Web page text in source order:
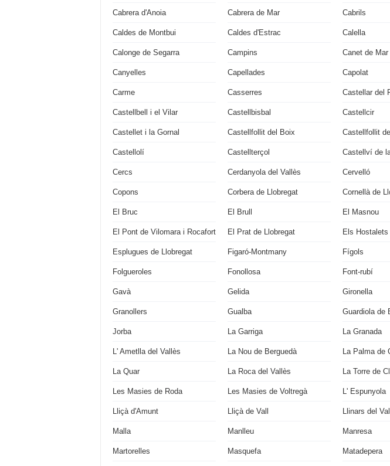
Cabrera d'Anoia Cabrera de Mar Cabrils
Caldes de Montbui Caldes d'Estrac Calella
Calonge de Segarra Campins Canet de Mar
Canyelles Capellades Capolat
Carme Casserres Castellar del
Castellbell i el Vilar Castellbisbal Castellcir
Castellet i la Gornal Castellfollit del Boix Castellfollit
Castellolí Castellterçol Castellví de
Cercs Cerdanyola del Vallès Cervelló
Copons Corbera de Llobregat Cornellà de
El Bruc El Brull El Masnou
El Pont de Vilomara i Rocafort El Prat de Llobregat Els
Esplugues de Llobregat Figaró-Montmany Fígols
Folgueroles Fonollosa Font-rubí
Gavà Gelida Gironella
Granollers Gualba Guardiola de
Jorba La Garriga La Granada
L' Ametlla del Vallès La Nou de Berguedà La Palma de
La Quar La Roca del Vallès La Torre de
Les Masies de Roda Les Masies de Voltregà L' Espunyola
Lliçà d'Amunt Lliçà de Vall Llinars del
Malla Manlleu Manresa
Martorelles Masquefa Matadepera